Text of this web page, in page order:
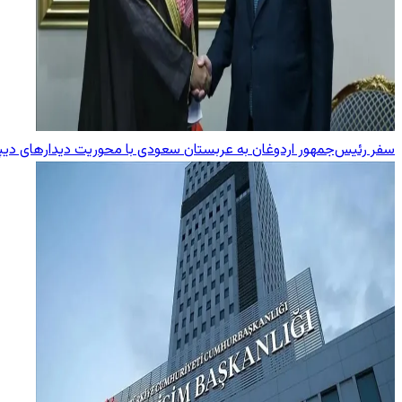
سفر رئیس‌جمهور اردوغان به عربستان سعودی با محوریت دیدارهای